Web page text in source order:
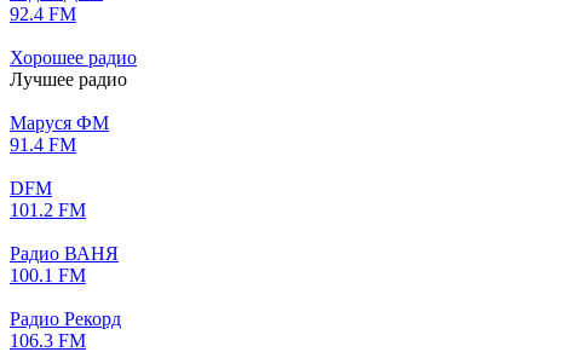
92.4 FM
Хорошее радио
Лучшее радио
Маруся ФМ
91.4 FM
DFM
101.2 FM
Радио ВАНЯ
100.1 FM
Радио Рекорд
106.3 FM